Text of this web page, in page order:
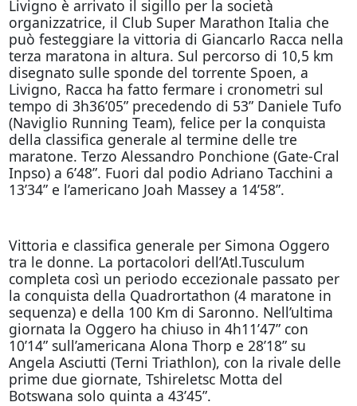
Livigno è arrivato il sigillo per la società
organizzatrice, il Club Super Marathon Italia che
può festeggiare la vittoria di Giancarlo Racca nella
terza maratona in altura. Sul percorso di 10,5 km
disegnato sulle sponde del torrente Spoen, a
Livigno, Racca ha fatto fermare i cronometri sul
tempo di 3h36’05” precedendo di 53” Daniele Tufo
(Naviglio Running Team), felice per la conquista
della classifica generale al termine delle tre
maratone. Terzo Alessandro Ponchione (Gate-Cral
Inpso) a 6’48”. Fuori dal podio Adriano Tacchini a
13’34” e l’americano Joah Massey a 14’58”.
Vittoria e classifica generale per Simona Oggero
tra le donne. La portacolori dell’Atl.Tusculum
completa così un periodo eccezionale passato per
la conquista della Quadrortathon (4 maratone in
sequenza) e della 100 Km di Saronno. Nell’ultima
giornata la Oggero ha chiuso in 4h11’47” con
10’14” sull’americana Alona Thorp e 28’18” su
Angela Asciutti (Terni Triathlon), con la rivale delle
prime due giornate, Tshireletsc Motta del
Botswana solo quinta a 43’45”.